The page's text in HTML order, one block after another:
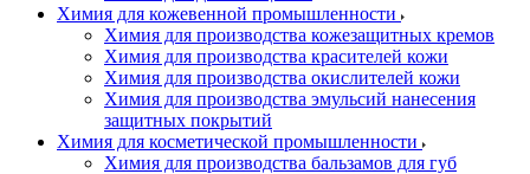
Химия для кожевенной промышленности
Химия для производства кожезащитных кремов
Химия для производства красителей кожи
Химия для производства окислителей кожи
Химия для производства эмульсий нанесения
защитных покрытий
Химия для косметической промышленности
Химия для производства бальзамов для губ